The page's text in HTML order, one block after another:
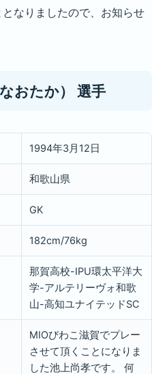
なりましたので、お知らせ
おたか） 選手
1994年3月12日
和歌山県
GK
182cm/76kg
那賀高校-IPU環太平洋大
学-アルテリーヴォ和歌
山-高知ユナイテッドSC
MIOびわこ滋賀でプレー
させて頂くことになりま
した池上尚孝です。 何